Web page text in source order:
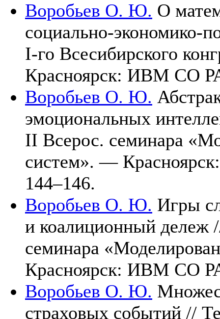
Воробьев О. Ю. О
социально-экономико-
I-го Всесибирского
Красноярск: ИВМ СО
Воробьев О. Ю.
эмоциональных
II Всерос. семинара
систем». —
144–146.
Воробьев О. Ю. Игры
и коалиционный дележ
семинара
Красноярск: ИВМ СО
Воробьев О. Ю.
страховых событий //